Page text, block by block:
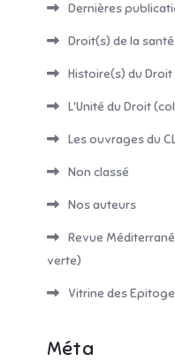
Dernières
Droit(s) de la
Histoire(s) du
L'Unité du Droit
Les ouvrages du
Non classé
Nos auteurs
Revue
verte)
Vitrine des
Méta